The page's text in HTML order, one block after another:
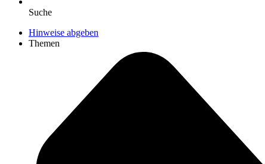
Suche
Hinweise abgeben
Themen